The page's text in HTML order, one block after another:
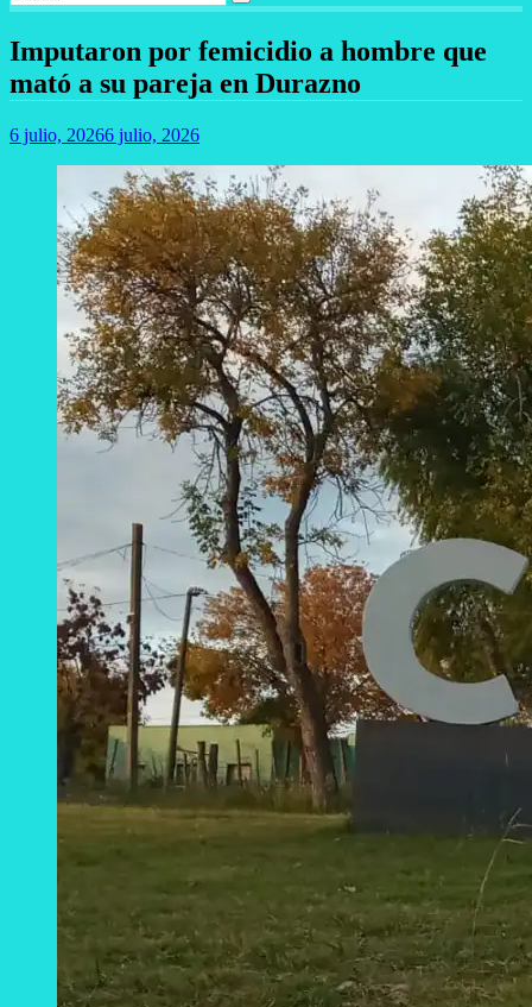
Imputaron por femicidio a hombre que
mató a su pareja en Durazno
6 julio, 20266 julio, 2026